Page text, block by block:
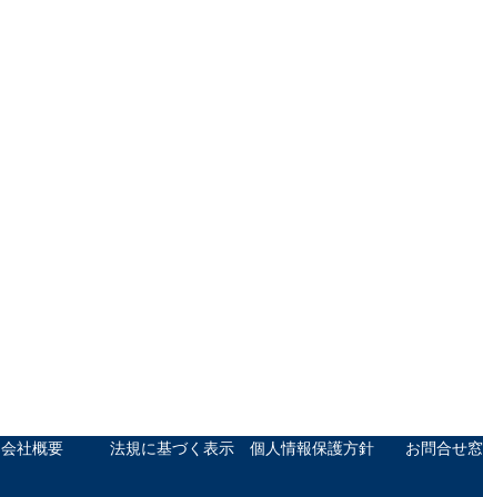
会社概要 法規に基づく表示 個人情報保護方針 お問合せ